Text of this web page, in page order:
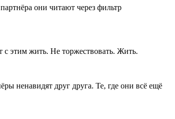
они читают через фильтр
с этим жить. Не торжествовать. Жить.
ненавидят друг друга. Те, где они всё ещё